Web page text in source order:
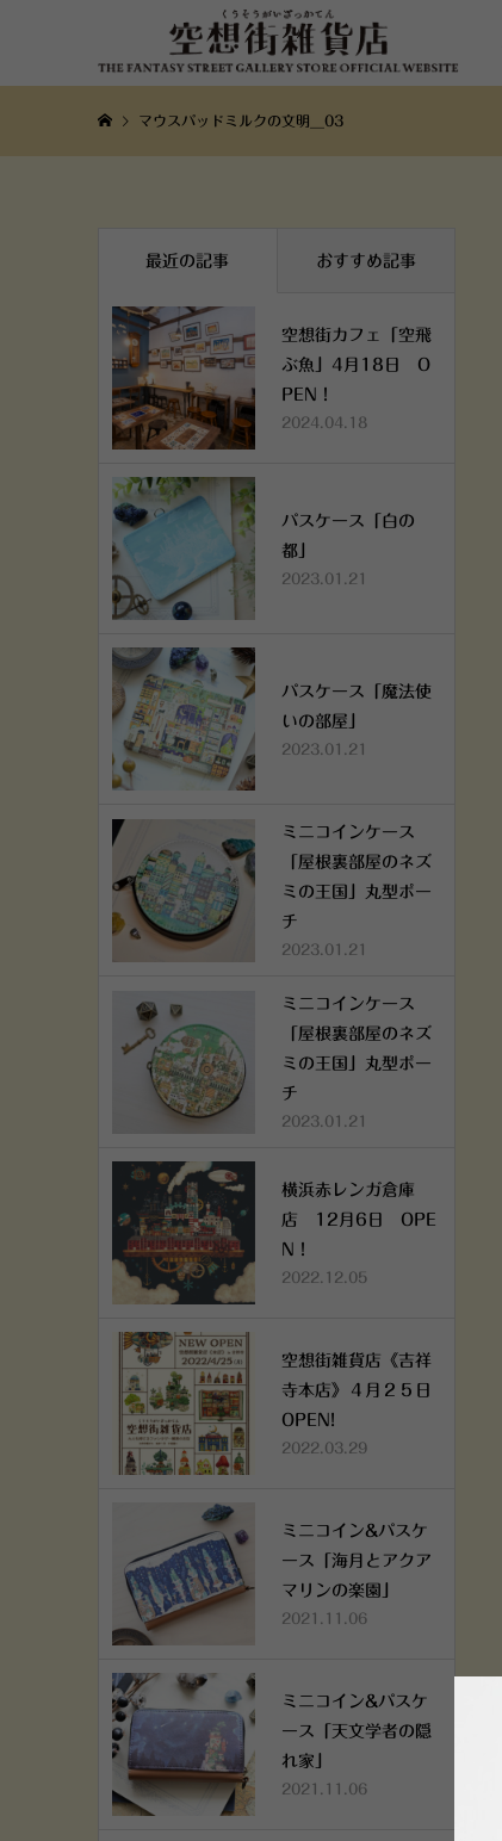
マウスパッドミルクの文明__03
最近の記事 おすすめ記事
空想街カフェ「空飛
ぶ魚」4月18日 O
PEN！
2024.04.18
パスケース「白の
都」
2023.01.21
パスケース「魔法使
いの部屋」
2023.01.21
ミニコインケース
「屋根裏部屋のネズ
ミの王国」丸型ポー
チ
2023.01.21
ミニコインケース
「屋根裏部屋のネズ
ミの王国」丸型ポー
チ
2023.01.21
横浜赤レンガ倉庫
店 12月6日 OPE
N！
2022.12.05
空想街雑貨店《吉祥
寺本店》４月２５日
OPEN!
2022.03.29
ミニコイン&パスケ
ース「海月とアクア
マリンの楽園」
2021.11.06
ミニコイン&パスケ
ース「天文学者の隠
れ家」
2021.11.06